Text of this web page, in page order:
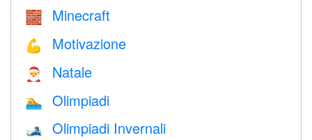
🧱 Minecraft
💪 Motivazione
🎅 Natale
🏊 Olimpiadi
🎿 Olimpiadi Invernali